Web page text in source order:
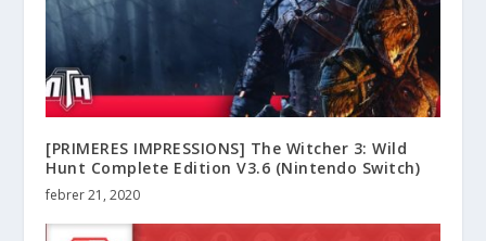
[PRIMERES IMPRESSIONS] The Witcher 3: Wild
Hunt Complete Edition V3.6 (Nintendo Switch)
febrer 21, 2020